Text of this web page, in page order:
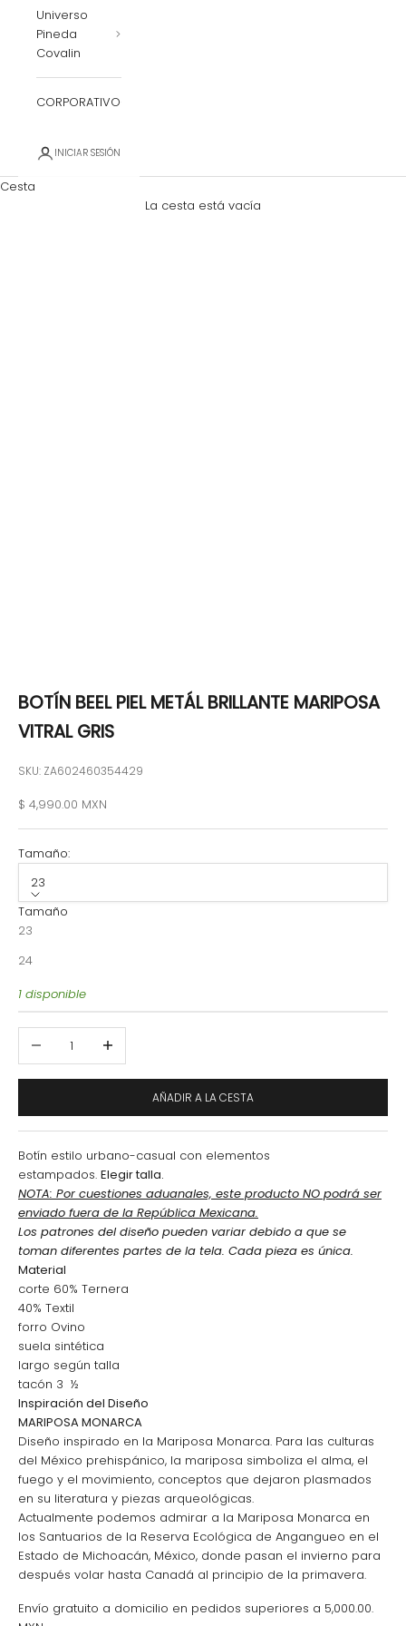
Universo
Pineda
Covalin
CORPORATIVO
INICIAR SESIÓN
Cesta
La cesta está vacía
BOTÍN BEEL PIEL METÁL BRILLANTE MARIPOSA
VITRAL GRIS
SKU: ZA602460354429
Precio de oferta
$ 4,990.00 MXN
Tamaño:
23
Tamaño
23
24
1 disponible
Reducir cantidadAumentar cantidad
AÑADIR A LA CESTA
Botín estilo urbano-casual con elementos
estampados. Elegir talla.
NOTA: Por cuestiones aduanales, este producto NO podrá ser
enviado fuera de la República Mexicana.
Los patrones del diseño pueden variar debido a que se
toman diferentes partes de la tela. Cada pieza es única.
Material
corte 60% Ternera
40% Textil
forro Ovino
suela sintética
largo según talla
tacón 3 ½
Inspiración del Diseño
MARIPOSA MONARCA
Diseño inspirado en la Mariposa Monarca. Para las culturas
del México prehispánico, la mariposa simboliza el alma, el
fuego y el movimiento, conceptos que dejaron plasmados
en su literatura y piezas arqueológicas.
Actualmente podemos admirar a la Mariposa Monarca en
los Santuarios de la Reserva Ecológica de Angangueo en el
Estado de Michoacán, México, donde pasan el invierno para
después volar hasta Canadá al principio de la primavera.
Envío gratuito a domicilio en pedidos superiores a 5,000.00.